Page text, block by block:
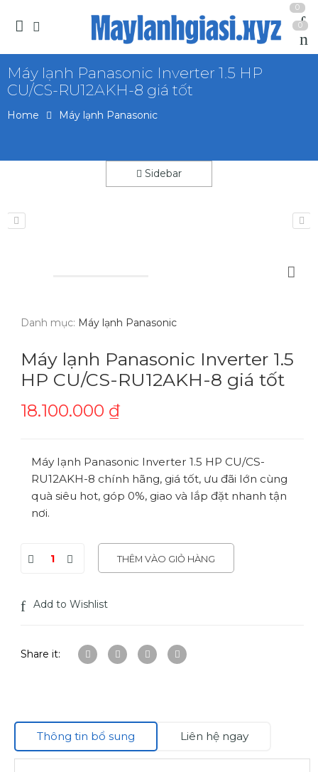
0
0
Máy lạnh Panasonic Inverter 1.5 HP
CU/CS-RU12AKH-8 giá tốt
Home Máy lạnh Panasonic
Sidebar
Danh mục: Máy lạnh Panasonic
Máy lạnh Panasonic Inverter 1.5
HP CU/CS-RU12AKH-8 giá tốt
18.100.000 ₫
Máy lạnh Panasonic Inverter 1.5 HP CU/CS-
RU12AKH-8 chính hãng, giá tốt, ưu đãi lớn cùng
quà siêu hot, góp 0%, giao và lắp đặt nhanh tận
nơi.
THÊM VÀO GIỎ HÀNG
Add to Wishlist
Share it:
Thông tin bổ sung Liên hệ ngay